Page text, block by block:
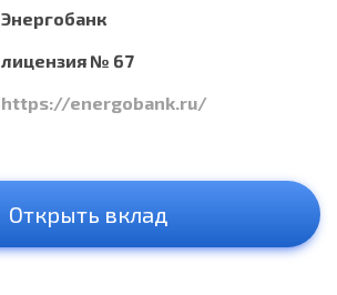
Энергобанк
лицензия № 67
https://energobank.ru/
Открыть вклад